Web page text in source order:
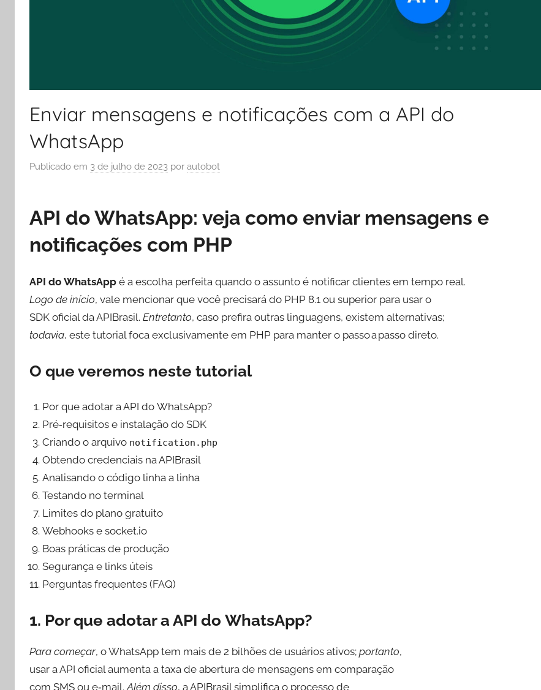
Enviar mensagens e notificações com a API do
WhatsApp
Publicado em 3 de julho de 2023 por autobot
API do WhatsApp: veja como enviar mensagens e
notificações com PHP
API do WhatsApp é a escolha perfeita quando o assunto é notificar clientes em tempo real.
Logo de início, vale mencionar que você precisará do PHP 8.1 ou superior para usar o
SDK oficial da APIBrasil. Entretanto, caso prefira outras linguagens, existem alternativas;
todavia, este tutorial foca exclusivamente em PHP para manter o passo a passo direto.
O que veremos neste tutorial
Por que adotar a API do WhatsApp?
Pré‑requisitos e instalação do SDK
Criando o arquivo notification.php
Obtendo credenciais na APIBrasil
Analisando o código linha a linha
Testando no terminal
Limites do plano gratuito
Webhooks e socket.io
Boas práticas de produção
Segurança e links úteis
Perguntas frequentes (FAQ)
1. Por que adotar a API do WhatsApp?
Para começar, o WhatsApp tem mais de 2 bilhões de usuários ativos; portanto,
usar a API oficial aumenta a taxa de abertura de mensagens em comparação
com SMS ou e‑mail.Além disso, a APIBrasil simplifica o processo de